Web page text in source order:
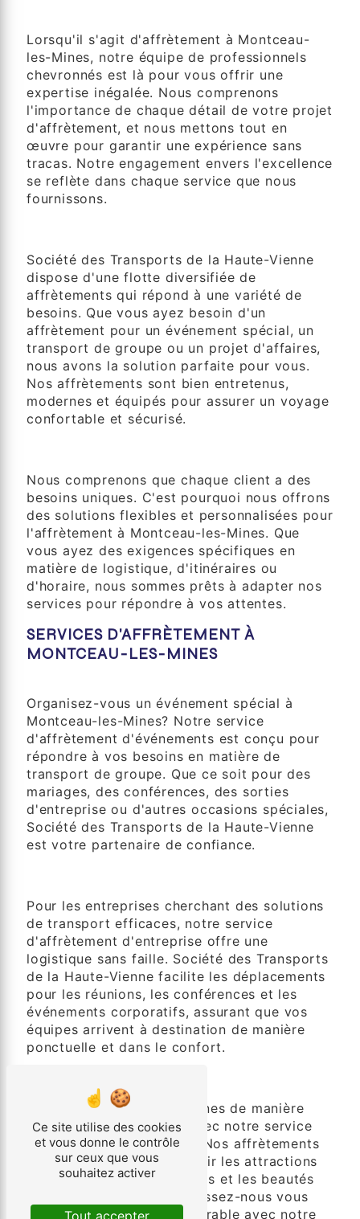
Lorsqu'il s'agit d'affrètement à Montceau-
les-Mines, notre équipe de professionnels
chevronnés est là pour vous offrir une
expertise inégalée. Nous comprenons
l'importance de chaque détail de votre projet
d'affrètement, et nous mettons tout en
œuvre pour garantir une expérience sans
tracas. Notre engagement envers l'excellence
se reflète dans chaque service que nous
fournissons.
Société des Transports de la Haute-Vienne
dispose d'une flotte diversifiée de
affrètements qui répond à une variété de
besoins. Que vous ayez besoin d'un
affrètement pour un événement spécial, un
transport de groupe ou un projet d'affaires,
nous avons la solution parfaite pour vous.
Nos affrètements sont bien entretenus,
modernes et équipés pour assurer un voyage
confortable et sécurisé.
Nous comprenons que chaque client a des
besoins uniques. C'est pourquoi nous offrons
des solutions flexibles et personnalisées pour
l'affrètement à Montceau-les-Mines. Que
vous ayez des exigences spécifiques en
matière de logistique, d'itinéraires ou
d'horaire, nous sommes prêts à adapter nos
services pour répondre à vos attentes.
SERVICES D'AFFRÈTEMENT À
MONTCEAU-LES-MINES
Organisez-vous un événement spécial à
Montceau-les-Mines? Notre service
d'affrètement d'événements est conçu pour
répondre à vos besoins en matière de
transport de groupe. Que ce soit pour des
mariages, des conférences, des sorties
d'entreprise ou d'autres occasions spéciales,
Société des Transports de la Haute-Vienne
est votre partenaire de confiance.
Pour les entreprises cherchant des solutions
de transport efficaces, notre service
d'affrètement d'entreprise offre une
logistique sans faille. Société des Transports
de la Haute-Vienne facilite les déplacements
pour les réunions, les conférences et les
événements corporatifs, assurant que vos
équipes arrivent à destination de manière
ponctuelle et dans le confort.
Explorez Montceau-les-Mines de manière
confortable et pratique avec notre service
d'affrètement touristique. Nos affrètements
sont parfaits pour découvrir les attractions
locales, les sites historiques et les beautés
naturelles de la région. Laissez-nous vous
emmener en voyage mémorable avec notre
Ce site utilise des cookies
et vous donne le contrôle
sur ceux que vous
souhaitez activer
Tout accepter